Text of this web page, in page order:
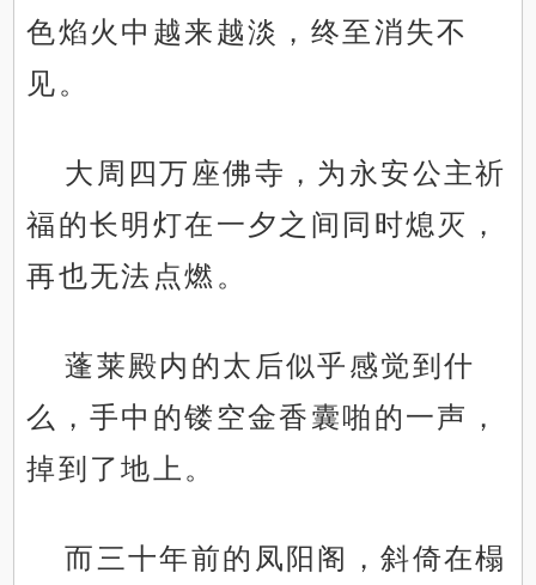
色焰火中越来越淡，终至消失不
见。
大周四万座佛寺，为永安公主祈
福的长明灯在一夕之间同时熄灭，
再也无法点燃。
蓬莱殿内的太后似乎感觉到什
么，手中的镂空金香囊啪的一声，
掉到了地上。
而三十年前的凤阳阁，斜倚在榻